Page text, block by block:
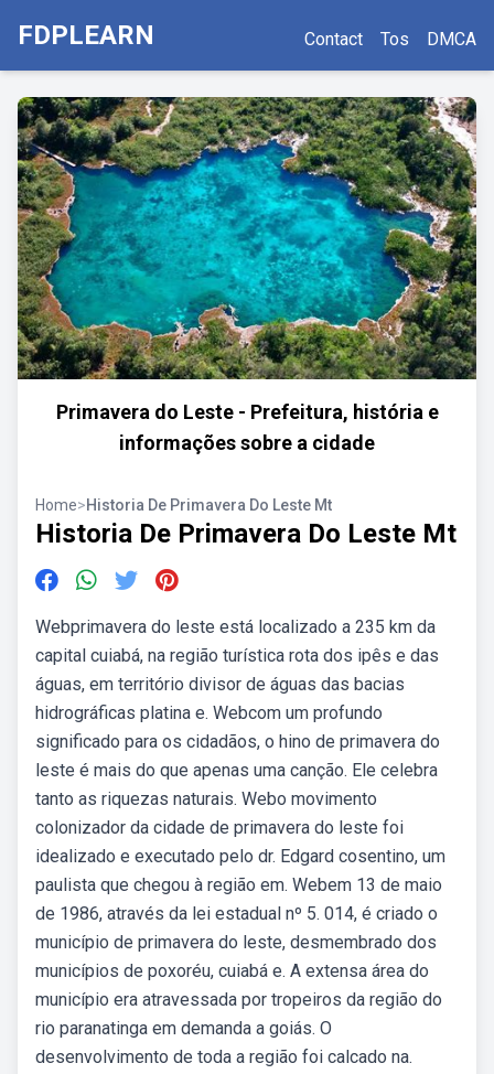
FDPLEARN Contact Tos DMCA
Primavera do Leste - Prefeitura, história e
informações sobre a cidade
Home>Historia De Primavera Do Leste Mt
Historia De Primavera Do Leste Mt
Webprimavera do leste está localizado a 235 km da
capital cuiabá, na região turística rota dos ipês e das
águas, em território divisor de águas das bacias
hidrográficas platina e. Webcom um profundo
significado para os cidadãos, o hino de primavera do
leste é mais do que apenas uma canção. Ele celebra
tanto as riquezas naturais. Webo movimento
colonizador da cidade de primavera do leste foi
idealizado e executado pelo dr. Edgard cosentino, um
paulista que chegou à região em. Webem 13 de maio
de 1986, através da lei estadual nº 5. 014, é criado o
município de primavera do leste, desmembrado dos
municípios de poxoréu, cuiabá e. A extensa área do
município era atravessada por tropeiros da região do
rio paranatinga em demanda a goiás. O
desenvolvimento de toda a região foi calcado na.